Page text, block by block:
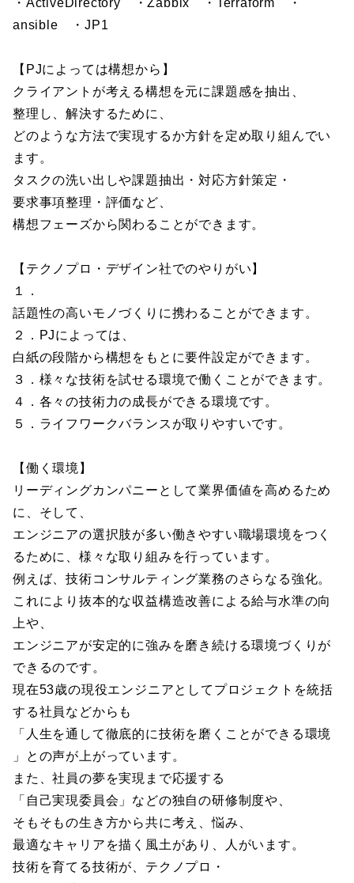
・ActiveDirectory ・Zabbix ・Terraform ・
ansible ・JP1
【PJによっては構想から】
クライアントが考える構想を元に課題感を抽出、
整理し、解決するために、
どのような方法で実現するか方針を定め取り組んでい
ます。
タスクの洗い出しや課題抽出・対応方針策定・
要求事項整理・評価など、
構想フェーズから関わることができます。
【テクノプロ・デザイン社でのやりがい】
１．
話題性の高いモノづくりに携わることができます。
２．PJによっては、
白紙の段階から構想をもとに要件設定ができます。
３．様々な技術を試せる環境で働くことができます。
４．各々の技術力の成長ができる環境です。
５．ライフワークバランスが取りやすいです。
【働く環境】
リーディングカンパニーとして業界価値を高めるため
に、そして、
エンジニアの選択肢が多い働きやすい職場環境をつく
るために、様々な取り組みを行っています。
例えば、技術コンサルティング業務のさらなる強化。
これにより抜本的な収益構造改善による給与水準の向
上や、
エンジニアが安定的に強みを磨き続ける環境づくりが
できるのです。
現在53歳の現役エンジニアとしてプロジェクトを統括
する社員などからも
「人生を通して徹底的に技術を磨くことができる環境
」との声が上がっています。
また、社員の夢を実現まで応援する
「自己実現委員会」などの独自の研修制度や、
そもそもの生き方から共に考え、悩み、
最適なキャリアを描く風土があり、人がいます。
技術を育てる技術が、テクノプロ・